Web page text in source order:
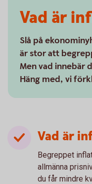
Vad är
Slå på
är stor att
Men vad innebär
Häng med, vi
Vad är
Begreppet
allmänna
du får mindre